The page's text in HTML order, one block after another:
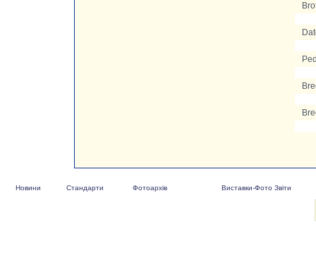
Новини Стандарти Фотоархів Виставки-Фото Звіти